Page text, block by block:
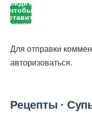
Войдите,
чтобы
оставить
Для отправки
авторизоваться.
Рецепты ·